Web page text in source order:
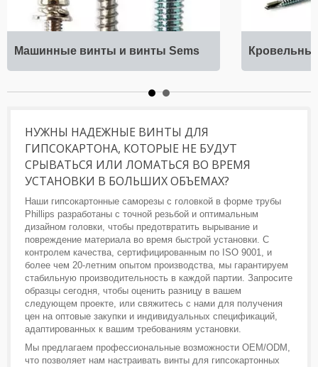
Машинные винты и винты Sems
НУЖНЫ НАДЕЖНЫЕ ВИНТЫ ДЛЯ
ГИПСОКАРТОНА, КОТОРЫЕ НЕ БУДУТ
СРЫВАТЬСЯ ИЛИ ЛОМАТЬСЯ ВО ВРЕМЯ
УСТАНОВКИ В БОЛЬШИХ ОБЪЕМАХ?
Наши гипсокартонные саморезы с головкой в форме трубы
Phillips разработаны с точной резьбой и оптимальным
дизайном головки, чтобы предотвратить вырывание и
повреждение материала во время быстрой установки. С
контролем качества, сертифицированным по ISO 9001, и
более чем 20-летним опытом производства, мы гарантируем
стабильную производительность в каждой партии. Запросите
образцы сегодня, чтобы оценить разницу в вашем
следующем проекте, или свяжитесь с нами для получения
цен на оптовые закупки и индивидуальных спецификаций,
адаптированных к вашим требованиям установки.
Мы предлагаем профессиональные возможности OEM/ODM,
что позволяет нам настраивать винты для гипсокартонных